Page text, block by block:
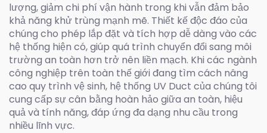
lượng, giảm chi phí vận hành trong khi vẫn đảm bảo
khả năng khử trùng mạnh mẽ. Thiết kế độc đáo của
chúng cho phép lắp đặt và tích hợp dễ dàng vào các
hệ thống hiện có, giúp quá trình chuyển đổi sang môi
trường an toàn hơn trở nên liền mạch. Khi các ngành
công nghiệp trên toàn thế giới đang tìm cách nâng
cao quy trình vệ sinh, hệ thống UV Duct của chúng tôi
cung cấp sự cân bằng hoàn hảo giữa an toàn, hiệu
quả và tính năng, đáp ứng đa dạng nhu cầu trong
nhiều lĩnh vực.